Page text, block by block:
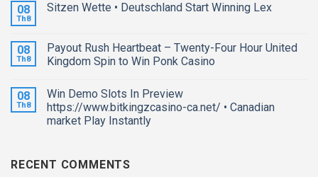
08
Th8
Sitzen Wette • Deutschland Start Winning Lex
08
Th8
Payout Rush Heartbeat – Twenty-Four Hour United
Kingdom Spin to Win Ponk Casino
08
Th8
Win Demo Slots In Preview
https://www.bitkingzcasino-ca.net/ • Canadian
market Play Instantly
RECENT COMMENTS